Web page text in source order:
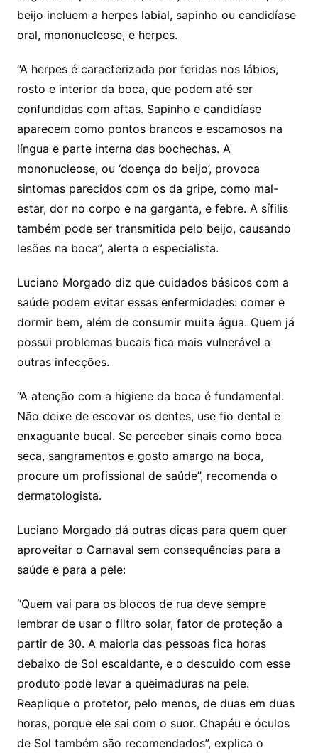
beijo incluem a herpes labial, sapinho ou candidíase
oral, mononucleose, e herpes.
“A herpes é caracterizada por feridas nos lábios,
rosto e interior da boca, que podem até ser
confundidas com aftas. Sapinho e candidíase
aparecem como pontos brancos e escamosos na
língua e parte interna das bochechas. A
mononucleose, ou ‘doença do beijo’, provoca
sintomas parecidos com os da gripe, como mal-
estar, dor no corpo e na garganta, e febre. A sífilis
também pode ser transmitida pelo beijo, causando
lesões na boca”, alerta o especialista.
Luciano Morgado diz que cuidados básicos com a
saúde podem evitar essas enfermidades: comer e
dormir bem, além de consumir muita água. Quem já
possui problemas bucais fica mais vulnerável a
outras infecções.
“A atenção com a higiene da boca é fundamental.
Não deixe de escovar os dentes, use fio dental e
enxaguante bucal. Se perceber sinais como boca
seca, sangramentos e gosto amargo na boca,
procure um profissional de saúde”, recomenda o
dermatologista.
Luciano Morgado dá outras dicas para quem quer
aproveitar o Carnaval sem consequências para a
saúde e para a pele:
“Quem vai para os blocos de rua deve sempre
lembrar de usar o filtro solar, fator de proteção a
partir de 30. A maioria das pessoas fica horas
debaixo de Sol escaldante, e o descuido com esse
produto pode levar a queimaduras na pele.
Reaplique o protetor, pelo menos, de duas em duas
horas, porque ele sai com o suor. Chapéu e óculos
de Sol também são recomendados”, explica o